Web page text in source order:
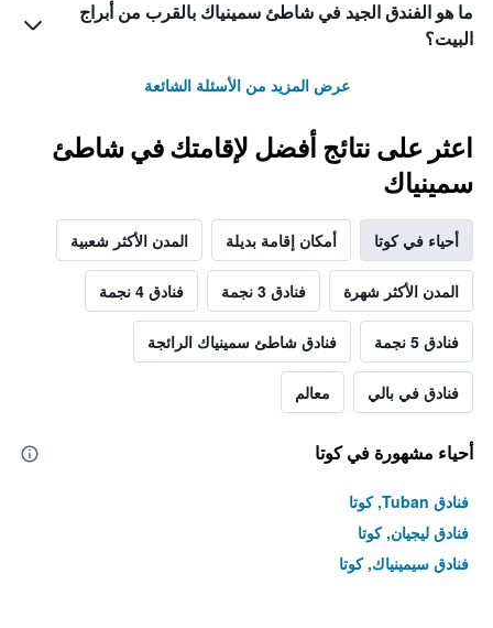
ما هو الفندق الجيد في شاطئ سمينياك بالقرب من أبراج
البيت؟
عرض المزيد من الأسئلة الشائعة
اعثر على نتائج أفضل لإقامتك في شاطئ
سمينياك
أحياء في كوتا أمكان إقامة بديلة المدن الأكثر شعبية
المدن الأكثر شهرة فنادق 3 نجمة فنادق 4 نجمة
فنادق 5 نجمة فنادق شاطئ سمينياك الرائجة
فنادق في بالي معالم
أحياء مشهورة في كوتا
فنادق Tuban, كوتا
فنادق ليجيان, كوتا
فنادق سيمينياك, كوتا